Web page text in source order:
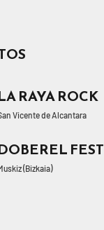
RAYA ROCK
Vicente de Alcantara
FEST
(Bizkaia)